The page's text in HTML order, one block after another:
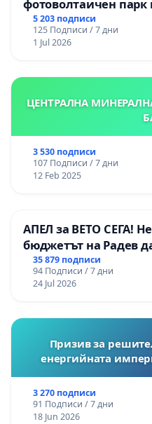
фотоволтаичен
Радомир
5 203 подписи
125 Подписи / 7 дни
1 Jul 2026
ЦЕНТРАЛНА
3 530 подписи
107 Подписи / 7 дни
12 Feb 2025
АПЕЛ за ВЕТО СЕГА!
бюджетът на Радев
правата ни в тъмното
35 879 подписи
94 Подписи / 7 дни
24 Jul 2026
Призив за
енергийната
3 270 подписи
91 Подписи / 7 дни
18 Jun 2026